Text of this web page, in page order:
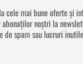
cele mai bune oferte și
noștri la
de spam sau lucruri